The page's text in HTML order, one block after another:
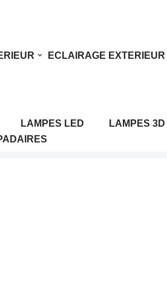
ECLAIRAGE EXTERIEUR
LAMPES LED LAMPES 3D